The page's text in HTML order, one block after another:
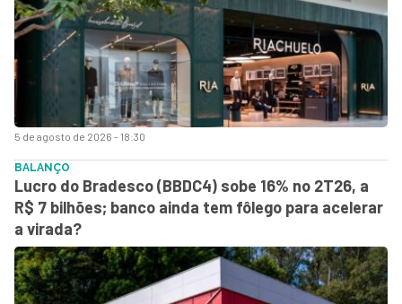
5 de agosto de 2026 - 18:30
BALANÇO
Lucro do Bradesco (BBDC4) sobe 16% no 2T26, a
R$ 7 bilhões; banco ainda tem fôlego para acelerar
a virada?